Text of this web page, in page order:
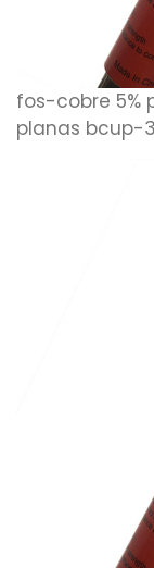
fos-cobre 5%
planas bcup-3